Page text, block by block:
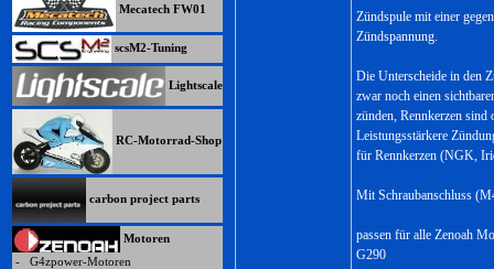
Mecatech FW01
scsM2-Tuning
Lightscale
RC-Motorrad-Shop
carbon project parts
Motoren
- G4zpower-Motoren
Zündspule mit einer
Zündspannung.
Die Unterscheide in den
zwar noch einen
zünden, Rennkerzen
Leistungsstärkere
für Rennkerzen (NGK,
Mit Schraubanschluss
passen für alle Zenoah
G290